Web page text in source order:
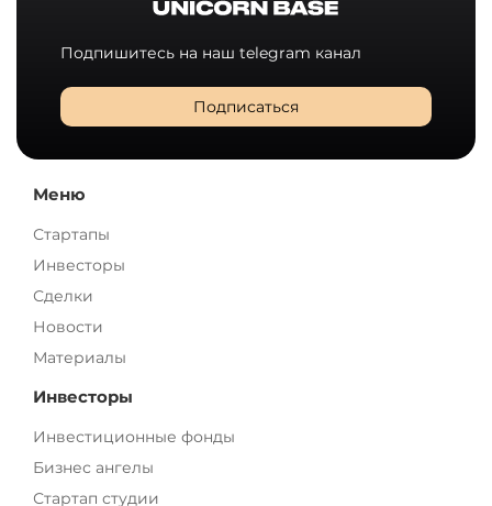
Подпишитесь на наш telegram канал
Подписаться
Меню
Стартапы
Инвесторы
Сделки
Новости
Материалы
Инвесторы
Инвестиционные фонды
Бизнес ангелы
Стартап студии